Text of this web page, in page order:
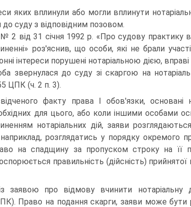
яких вплинули або могли вплинути
суду з відповідним позовом.
2 від 31 січня 1992 р. «Про судову практику
роз'яснив, що особи, які не брали
інтереси порушені нотаріальною дією,
звернулася до суду зі скаргою на
ЦПК (ч. 2 п. 3).
факту права І обов'язки, основані
для цього, або коли іншими особами
нотаріальних дій, заяви
розглядатись у порядку окремого
на спадщину за пропуском строку на її
правильність (дійсність) прийнятої
заявою про відмову вчинити нотаріальну
Право на подання скарги, заяви може бути